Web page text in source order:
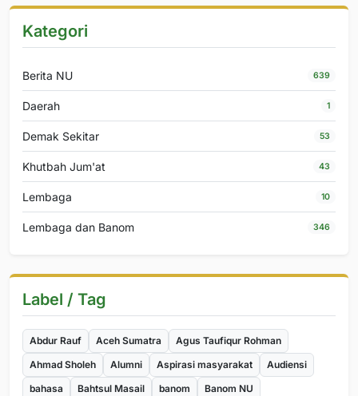
Kategori
Berita NU 639
Daerah 1
Demak Sekitar 53
Khutbah Jum'at 43
Lembaga 10
Lembaga dan Banom 346
Label / Tag
Abdur Rauf Aceh Sumatra
Agus Taufiqur Rohman
Ahmad Sholeh
Alumni Aspirasi masyarakat
Audiensi
bahasa
Bahtsul Masail banom
Banom NU